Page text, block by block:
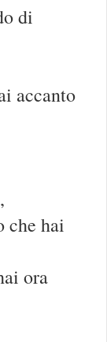
di
accanto
che hai
ora